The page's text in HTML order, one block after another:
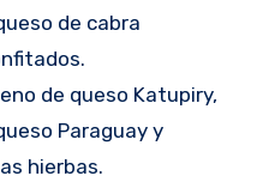
de cabra
de queso Katupiry,
Paraguay y
hierbas.